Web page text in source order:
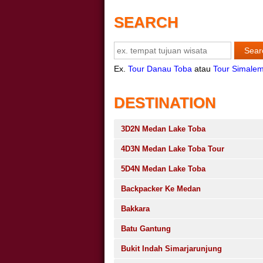
SEARCH
Ex. Tour Danau Toba atau Tour
DESTINATION
3D2N Medan Lake Toba
4D3N Medan Lake Toba Tour
5D4N Medan Lake Toba
Backpacker Ke Medan
Bakkara
Batu Gantung
Bukit Indah Simarjarunjung